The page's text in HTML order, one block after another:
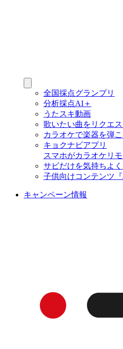
全国採点グランプリ
分析採点AI＋
うたスキ動画
歌いたい曲をリクエス
カラオケで楽器を弾こ
キョクナビアプリ
スマホがカラオケリ
サビだけを気持ちよく
子供向けコンテンツ『
キャンペーン情報